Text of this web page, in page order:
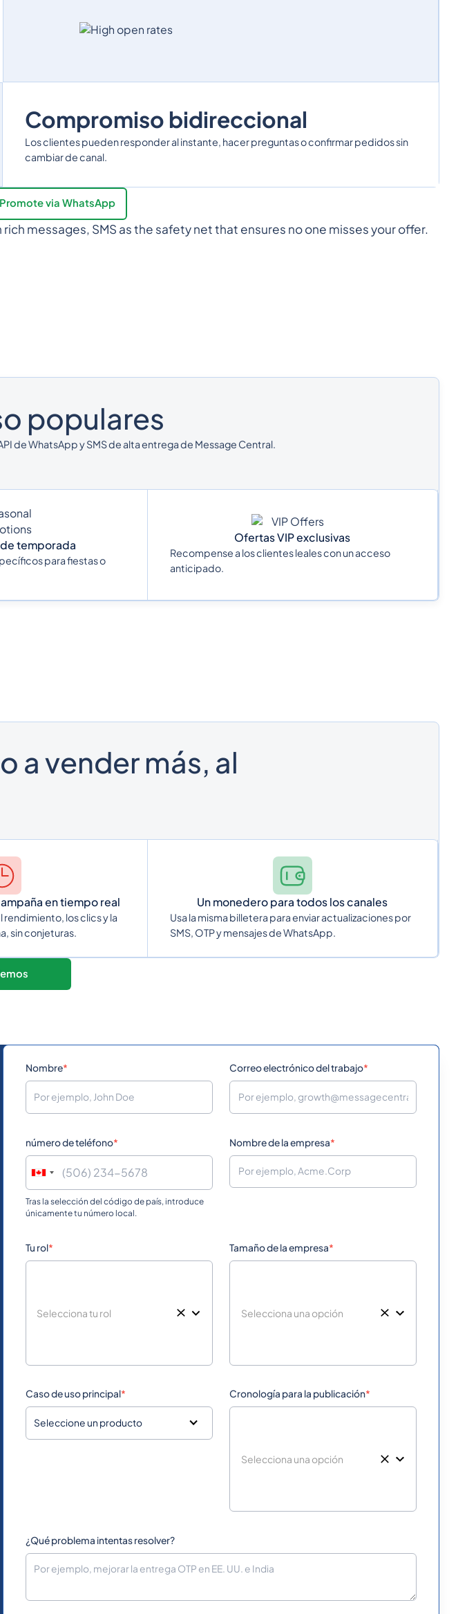
Compromiso bidireccional
Los clientes pueden responder al instante, hacer preguntas o confirmar pedidos sin
cambiar de canal.
Promote via WhatsApp
messages, SMS as the safety net that ensures no one misses your offer.
populares
de WhatsApp y SMS de alta entrega de Message Central.
temporada
para fiestas o
Ofertas VIP exclusivas
Recompense a los clientes leales con un acceso
anticipado.
a vender más, al
en tiempo real
los clics y la
sin conjeturas.
Un monedero para todos los canales
Usa la misma billetera para enviar actualizaciones por
SMS, OTP y mensajes de WhatsApp.
Nombre* Correo electrónico del trabajo*
número de teléfono*
Tras la selección del código de país, introduce
únicamente tu número local.
Nombre de la empresa*
Tu rol* Tamaño de la empresa*
Caso de uso principal*
Seleccione un producto
Cronología para la publicación*
¿Qué problema intentas resolver?